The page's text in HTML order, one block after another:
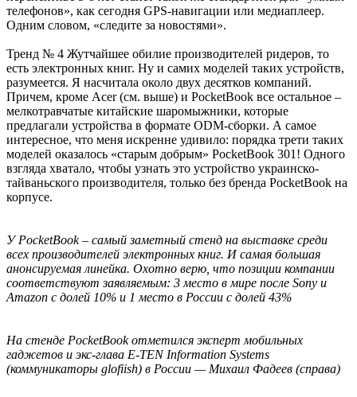
телефонов», как сегодня GPS-навигации или медиаплеер.
Одним словом, «следите за новостями».
Тренд № 4 Жутчайшее обилие производителей ридеров, то
есть электронных книг. Ну и самих моделей таких устройств,
разумеется. Я насчитала около двух десятков компаний.
Причем, кроме Acer (см. выше) и PocketBook все остальное –
мелкотравчатые китайские шаромыжники, которые
предлагали устройства в формате ODM-сборки. А самое
интересное, что меня искренне удивило: порядка трети таких
моделей оказалось «старым добрым» PocketBook 301! Одного
взгляда хватало, чтобы узнать это устройство украинско-
тайваньского производителя, только без бренда PocketBook на
корпусе.
У PocketBook – самый заметный стенд на выставке среди
всех производителей электронных книг. И самая большая
анонсируемая линейка. Охотно верю, что позиции компании
соответствуют заявляемым: 3 место в мире после Sony и
Amazon с долей 10% и 1 место в России с долей 43%
На стенде PocketBook отметился эксперт мобильных
гаджетов и экс-глава E-TEN Information Systems
(коммуникаторы glofiish) в России — Михаил Фадеев (справа)